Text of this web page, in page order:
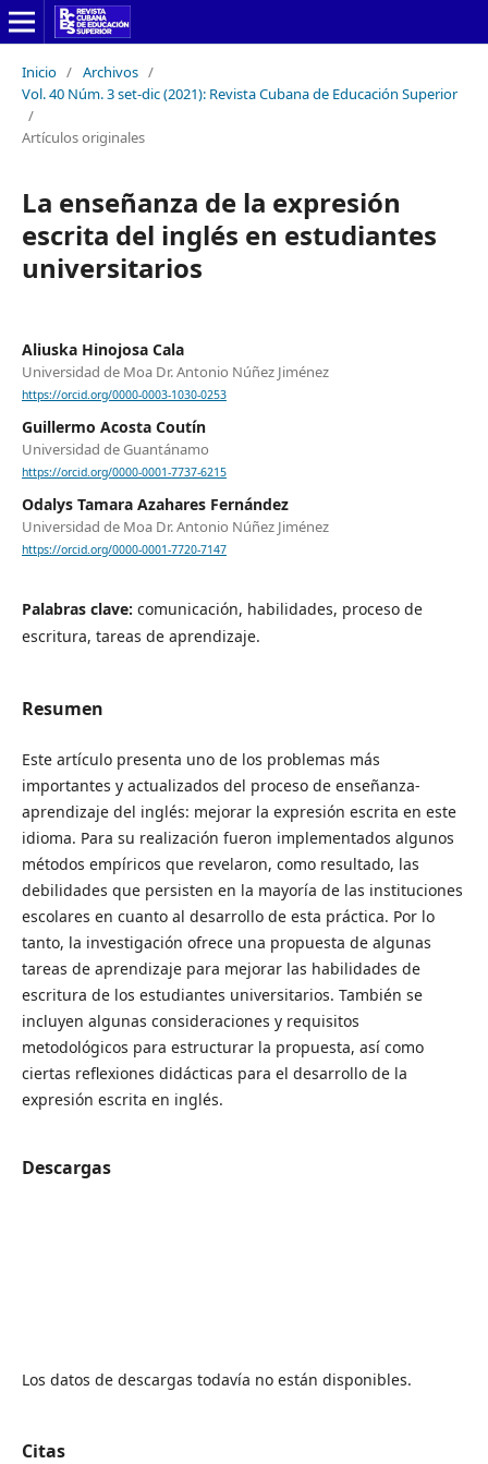
Inicio / Archivos /
Vol. 40 Núm. 3 set-dic (2021): Revista Cubana de Educación Superior
/
Artículos originales
La enseñanza de la expresión
escrita del inglés en estudiantes
universitarios
Aliuska Hinojosa Cala
Universidad de Moa Dr. Antonio Núñez Jiménez
https://orcid.org/0000-0003-1030-0253
Guillermo Acosta Coutín
Universidad de Guantánamo
https://orcid.org/0000-0001-7737-6215
Odalys Tamara Azahares Fernández
Universidad de Moa Dr. Antonio Núñez Jiménez
https://orcid.org/0000-0001-7720-7147
Palabras clave: comunicación, habilidades, proceso de
escritura, tareas de aprendizaje.
Resumen
Este artículo presenta uno de los problemas más
importantes y actualizados del proceso de enseñanza-
aprendizaje del inglés: mejorar la expresión escrita en este
idioma. Para su realización fueron implementados algunos
métodos empíricos que revelaron, como resultado, las
debilidades que persisten en la mayoría de las instituciones
escolares en cuanto al desarrollo de esta práctica. Por lo
tanto, la investigación ofrece una propuesta de algunas
tareas de aprendizaje para mejorar las habilidades de
escritura de los estudiantes universitarios. También se
incluyen algunas consideraciones y requisitos
metodológicos para estructurar la propuesta, así como
ciertas reflexiones didácticas para el desarrollo de la
expresión escrita en inglés.
Descargas
Los datos de descargas todavía no están disponibles.
Citas